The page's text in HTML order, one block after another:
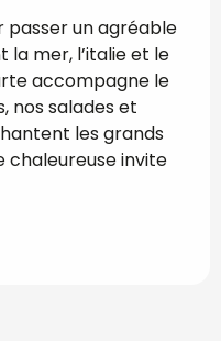
passer un agréable
mer, l’italie et le
accompagne le
nos salades et
les grands
chaleureuse invite